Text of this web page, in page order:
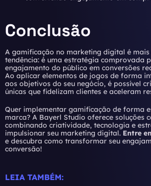
Conclusão
A gamificação no marketing digital é mais
tendência: é uma estratégia comprovada
engajamento do público em conversões
Ao aplicar elementos de jogos de forma
aos objetivos do seu negócio, é possível
únicas que fidelizam clientes e aceleram
Quer implementar gamificação de forma
marca? A Bayerl Studio oferece soluções
combinando criatividade, tecnologia e
impulsionar seu marketing digital. Entre
e descubra como transformar seu
conversão!
LEIA TAMBÉM: